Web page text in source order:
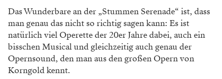
Das Wunderbare an der „Stummen Serenade“ ist, dass
man genau das nicht so richtig sagen kann: Es ist
natürlich viel Operette der 20er Jahre dabei, auch ein
bisschen Musical und gleichzeitig auch genau der
Opernsound, den man aus den großen Opern von
Korngold kennt.